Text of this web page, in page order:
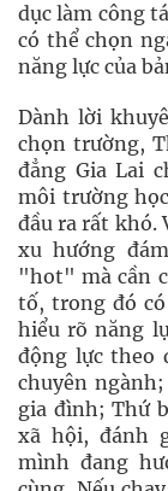
dục làm công
có thể chọn
năng lực của
Dành lời
chọn trường,
đẳng Gia Lai
môi trường
đầu ra rất khó.
xu hướng
"hot" mà cần
tố, trong đó
hiểu rõ năng
động lực theo
chuyên
gia đình; Thứ
xã hội, đánh
mình đang